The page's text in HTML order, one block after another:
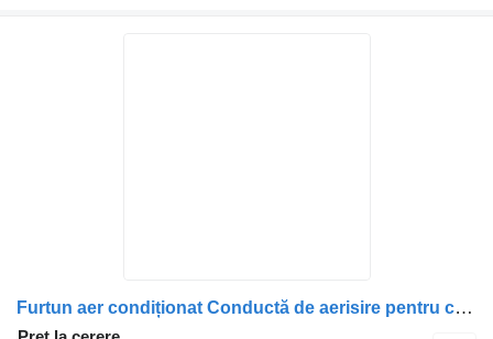
Furtun aer condiționat Conductă de aerisire pentru camion Carter Scania – 1401987, 1448275